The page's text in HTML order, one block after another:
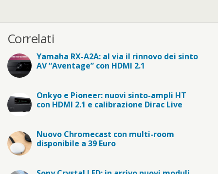
Correlati
Yamaha RX-A2A: al via il rinnovo dei sinto
AV “Aventage” con HDMI 2.1
Onkyo e Pioneer: nuovi sinto-ampli HT
con HDMI 2.1 e calibrazione Dirac Live
Nuovo Chromecast con multi-room
disponibile a 39 Euro